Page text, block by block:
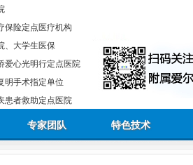
保险定点医疗机构
、大学生医保
爱心光明行定点医院
明手术指定单位
患者救助定点医院
专家团队 特色技术